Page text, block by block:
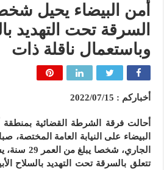
أمن البيضاء يحيل
السرقة تحت التهديد
وباستعمال ناقلة ذات
أخباركم : 2022/07/15
أحالت فرقة الشرطة القضائية بمنطقة
الجاري،
تتعلق بالسرقة تحت التهديد بالسلاح